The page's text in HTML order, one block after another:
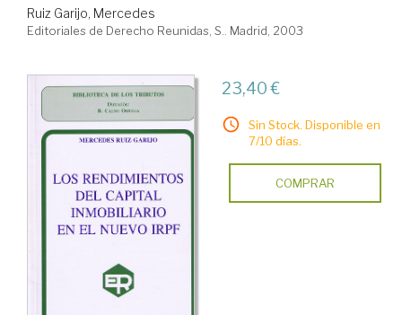
Ruiz Garijo, Mercedes
Editoriales de Derecho Reunidas, S.. Madrid, 2003
23,40 €
Sin Stock. Disponible en
7/10 días.
COMPRAR